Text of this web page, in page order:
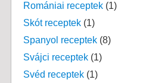
Romániai receptek(1)
Skót receptek(1)
Spanyol receptek(8)
Svájci receptek(1)
Svéd receptek(1)